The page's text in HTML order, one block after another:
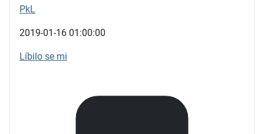
PkL
2019-01-16 01:00:00
Líbilo se mi